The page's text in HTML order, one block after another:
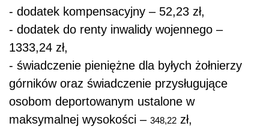
- dodatek kompensacyjny – 52,23 zł,
- dodatek do renty inwalidy wojennego –
1333,24 zł,
- świadczenie pieniężne dla byłych żołnierzy
górników oraz świadczenie przysługujące
osobom deportowanym ustalone w
maksymalnej wysokości – 348,22 zł,